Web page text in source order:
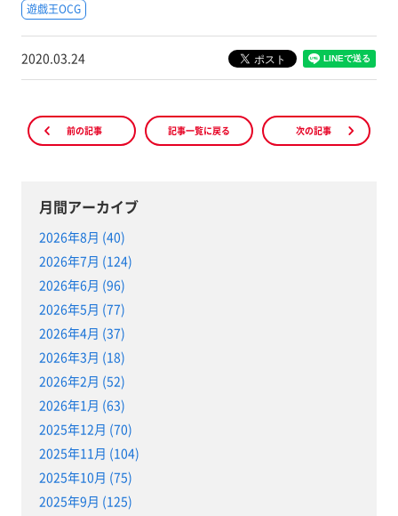
遊戯王OCG
2020.03.24
前の記事 記事一覧に戻る 次の記事
月間アーカイブ
2026年8月 (40)
2026年7月 (124)
2026年6月 (96)
2026年5月 (77)
2026年4月 (37)
2026年3月 (18)
2026年2月 (52)
2026年1月 (63)
2025年12月 (70)
2025年11月 (104)
2025年10月 (75)
2025年9月 (125)